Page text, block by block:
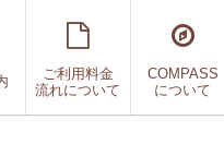
ご利用料金
流れについて
COMPASS
について